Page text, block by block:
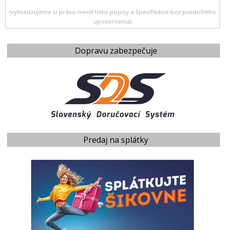
Dopravu zabezpečuje
Predaj na splátky
(vyhradzujeme si právo meniť tieto popisy a špecifikácie bez predošlého
upozornenia)